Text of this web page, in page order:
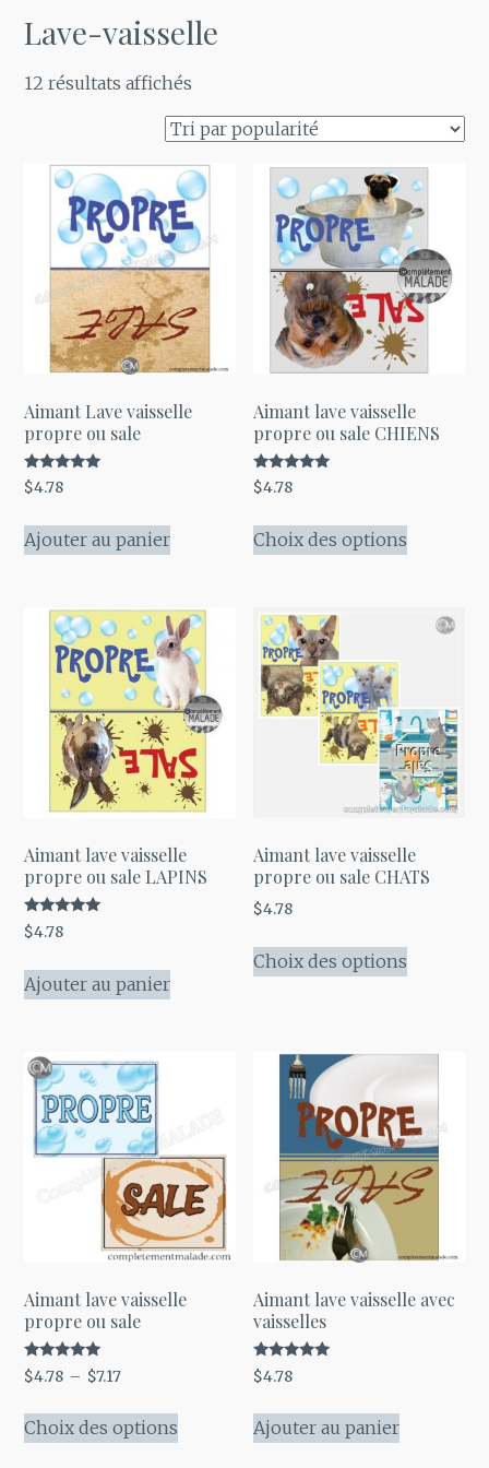
Lave-vaisselle
12 résultats affichés
par
popularité
Aimant Lave vaisselle
propre ou sale
Note
5.00
$4.78
Ajouter au panier
Aimant lave vaisselle
propre ou sale CHIENS
Note
5.00
$4.78
Choix des options
Ce
produit
peuvent
être
choisies
sur
page
Aimant lave vaisselle
propre ou sale LAPINS
Note
5.00
$4.78
Ajouter au panier
Aimant lave vaisselle
propre ou sale CHATS
$4.78
Choix des options
Ce
produit
options
peuvent
être
choisies
la
page
Aimant lave vaisselle
propre ou sale
Note
5.00
$4.78 – $7.17Plage
prix :
Choix des options
Ce
produit
Aimant lave vaisselle avec
vaisselles
Note
5.00
$4.78
Ajouter au panier